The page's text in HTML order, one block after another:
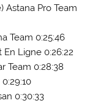
Astana Pro Team
Team 0:25:46
En Ligne 0:26:22
Team 0:28:38
0:30:33